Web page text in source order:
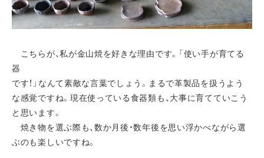
こちらが、私が金山焼を好きな理由です。「使い手が育てる
器
です！」なんて素敵な言葉でしょう。まるで革製品を扱うよう
な感覚ですね。現在使っている食器類も、大事に育てていこう
と思います。
焼き物を選ぶ際も、数か月後・数年後を思い浮かべながら選
ぶのも楽しいですね。